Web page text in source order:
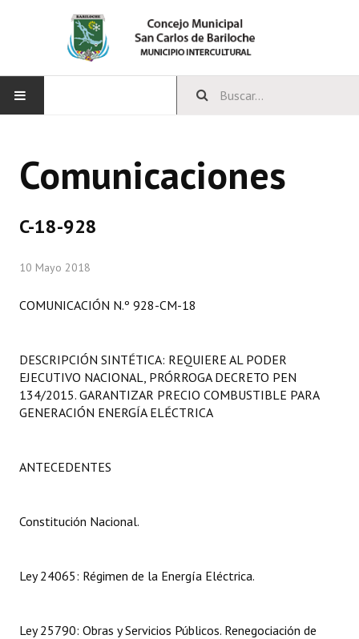
CONCEJO
Comisiones Permanentes
Comisiones Especiales
Programas
LEGISLACIÓN
Digesto
Comunicaciones
C-18-928
10 Mayo 2018
COMUNICACIÓN N.º 928-CM-18
DESCRIPCIÓN SINTÉTICA: REQUIERE AL PODER
EJECUTIVO NACIONAL, PRÓRROGA DECRETO PEN
134/2015. GARANTIZAR PRECIO COMBUSTIBLE PARA
GENERACIÓN ENERGÍA ELÉCTRICA
ANTECEDENTES
Constitución Nacional.
Ley 24065: Régimen de la Energía Eléctrica.
Ley 25790: Obras y Servicios Públicos. Renegociación de